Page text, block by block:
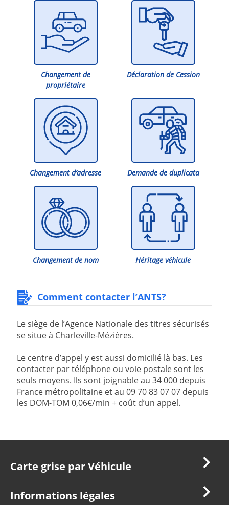
Changement de
propriétaire
Déclaration de Cession
Changement d’adresse Demande de duplicata
Changement de nom Héritage véhicule
Comment contacter l’ANTS?
Le siège de l’Agence Nationale des titres sécurisés
se situe à Charleville-Mézières.
Le centre d’appel y est aussi domicilié là bas. Les
contacter par téléphone ou voie postale sont les
seuls moyens. Ils sont joignable au 34 000 depuis
France métropolitaine et au 09 70 83 07 07 depuis
les DOM-TOM 0,06€/min + coût d’un appel.
Carte grise par Véhicule
Informations légales